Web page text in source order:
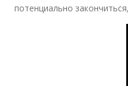
потенциально